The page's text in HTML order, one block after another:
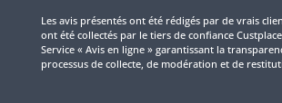
Les avis présentés ont été rédigés par de vrais
ont été collectés par le tiers de confiance
Service « Avis en ligne » garantissant la
processus de collecte, de modération et de